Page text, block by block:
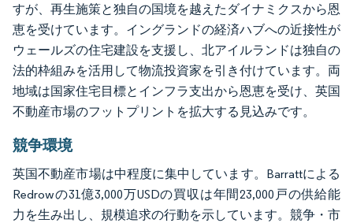
すが、再生施策と独自の国境を越えたダイナミクスから恩
恵を受けています。イングランドの経済ハブへの近接性が
ウェールズの住宅建設を支援し、北アイルランドは独自の
法的枠組みを活用して物流投資家を引き付けています。両
地域は国家住宅目標とインフラ支出から恩恵を受け、英国
不動産市場のフットプリントを拡大する見込みです。
競争環境
英国不動産市場は中程度に集中しています。Barrattによる
Redrowの31億3,000万USDの買収は年間23,000戸の供給能
力を生み出し、規模追求の行動を示しています。競争・市